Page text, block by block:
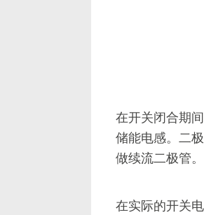
在开关闭合期
储能电感。二
做续流二极管。
在实际的开关